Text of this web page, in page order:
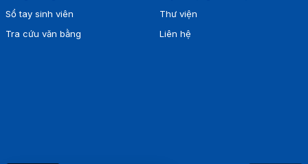
Sổ tay sinh viên
Tra cứu văn bằng
Thư viện
Liên hệ